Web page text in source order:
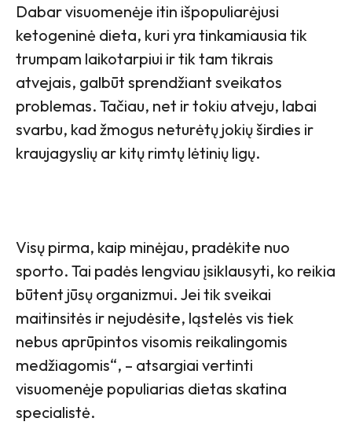
Dabar visuomenėje itin išpopuliarėjusi
ketogeninė dieta, kuri yra tinkamiausia tik
trumpam laikotarpiui ir tik tam tikrais
atvejais, galbūt sprendžiant sveikatos
problemas. Tačiau, net ir tokiu atveju, labai
svarbu, kad žmogus neturėtų jokių širdies ir
kraujagyslių ar kitų rimtų lėtinių ligų.
Visų pirma, kaip minėjau, pradėkite nuo
sporto. Tai padės lengviau įsiklausyti, ko reikia
būtent jūsų organizmui. Jei tik sveikai
maitinsitės ir nejudėsite, ląstelės vis tiek
nebus aprūpintos visomis reikalingomis
medžiagomis“, – atsargiai vertinti
visuomenėje populiarias dietas skatina
specialistė.